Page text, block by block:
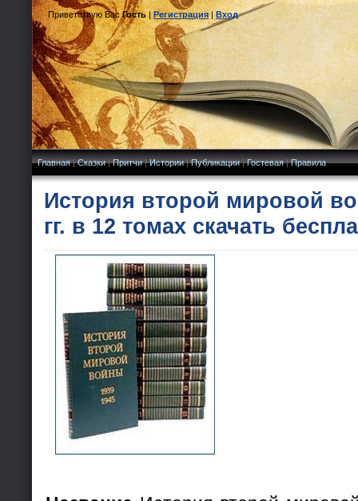
Приветствую Вас Гость|Регистрация|Вход
Главная|Сказки|Притчи|Истории|Публикации|Гостевая|Правила
История второй мировой
гг. в 12 томах скачать